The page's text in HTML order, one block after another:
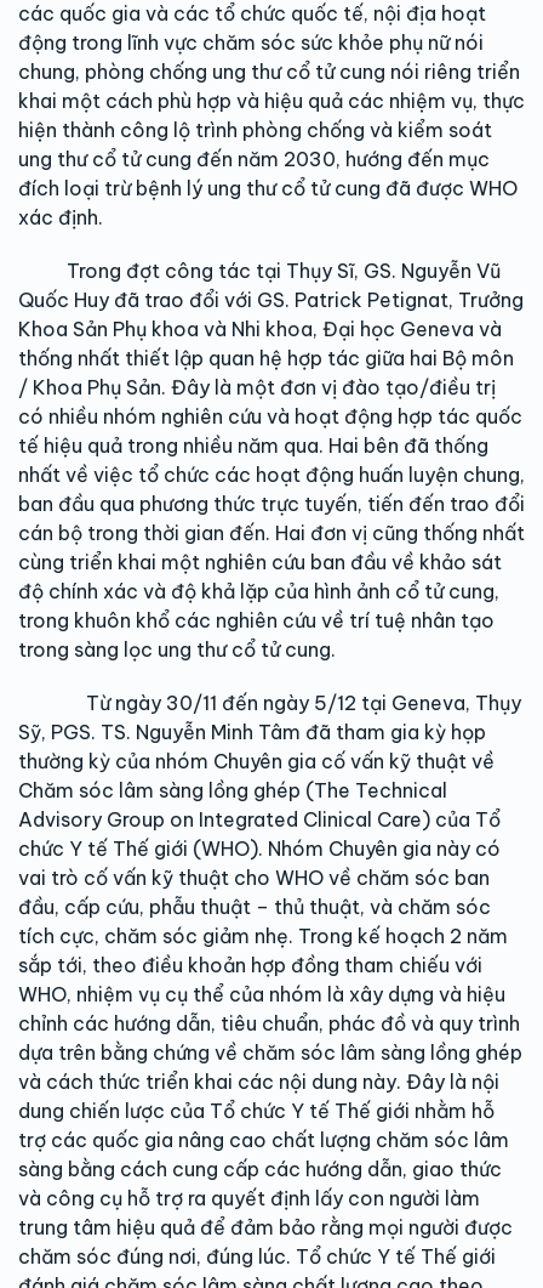
các quốc gia và các tổ chức quốc tế, nội địa hoạt
động trong lĩnh vực chăm sóc sức khỏe phụ nữ nói
chung, phòng chống ung thư cổ tử cung nói riêng triển
khai một cách phù hợp và hiệu quả các nhiệm vụ, thực
hiện thành công lộ trình phòng chống và kiểm soát
ung thư cổ tử cung đến năm 2030, hướng đến mục
đích loại trừ bệnh lý ung thư cổ tử cung đã được WHO
xác định.
Trong đợt công tác tại Thụy Sĩ, GS. Nguyễn Vũ
Quốc Huy đã trao đổi với GS. Patrick Petignat, Trưởng
Khoa Sản Phụ khoa và Nhi khoa, Đại học Geneva và
thống nhất thiết lập quan hệ hợp tác giữa hai Bộ môn
/ Khoa Phụ Sản. Đây là một đơn vị đào tạo/điều trị
có nhiều nhóm nghiên cứu và hoạt động hợp tác quốc
tế hiệu quả trong nhiều năm qua. Hai bên đã thống
nhất về việc tổ chức các hoạt động huấn luyện chung,
ban đầu qua phương thức trực tuyến, tiến đến trao đổi
cán bộ trong thời gian đến. Hai đơn vị cũng thống nhất
cùng triển khai một nghiên cứu ban đầu về khảo sát
độ chính xác và độ khả lặp của hình ảnh cổ tử cung,
trong khuôn khổ các nghiên cứu về trí tuệ nhân tạo
trong sàng lọc ung thư cổ tử cung.
Từ ngày 30/11 đến ngày 5/12 tại Geneva, Thụy
Sỹ, PGS. TS. Nguyễn Minh Tâm đã tham gia kỳ họp
thường kỳ của nhóm Chuyên gia cố vấn kỹ thuật về
Chăm sóc lâm sàng lồng ghép (The Technical
Advisory Group on Integrated Clinical Care) của Tổ
chức Y tế Thế giới (WHO). Nhóm Chuyên gia này có
vai trò cố vấn kỹ thuật cho WHO về chăm sóc ban
đầu, cấp cứu, phẫu thuật – thủ thuật, và chăm sóc
tích cực, chăm sóc giảm nhẹ. Trong kế hoạch 2 năm
sắp tới, theo điều khoản hợp đồng tham chiếu với
WHO, nhiệm vụ cụ thể của nhóm là xây dựng và hiệu
chỉnh các hướng dẫn, tiêu chuẩn, phác đồ và quy trình
dựa trên bằng chứng về chăm sóc lâm sàng lồng ghép
và cách thức triển khai các nội dung này. Đây là nội
dung chiến lược của Tổ chức Y tế Thế giới nhằm hỗ
trợ các quốc gia nâng cao chất lượng chăm sóc lâm
sàng bằng cách cung cấp các hướng dẫn, giao thức
và công cụ hỗ trợ ra quyết định lấy con người làm
trung tâm hiệu quả để đảm bảo rằng mọi người được
chăm sóc đúng nơi, đúng lúc. Tổ chức Y tế Thế giới